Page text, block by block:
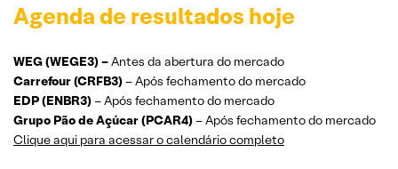
Agenda de resultados hoje
WEG (WEGE3) –Antes da abertura do mercado
Carrefour (CRFB3) – Após fechamento do mercado
EDP (ENBR3) – Após fechamento do mercado
Grupo Pão de Açúcar (PCAR4) – Após fechamento do mercado
Clique aqui para acessar o calendário completo